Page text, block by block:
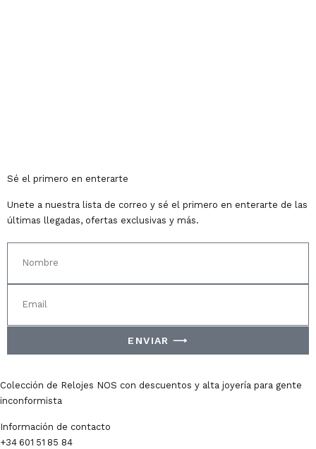
Sé el primero en enterarte
Unete a nuestra lista de correo y sé el primero en enterarte de las
últimas llegadas, ofertas exclusivas y más.
ENVIAR ⟶
Colección de Relojes NOS con descuentos y alta joyería para gente
inconformista
Información de contacto
+34 601 51 85 84